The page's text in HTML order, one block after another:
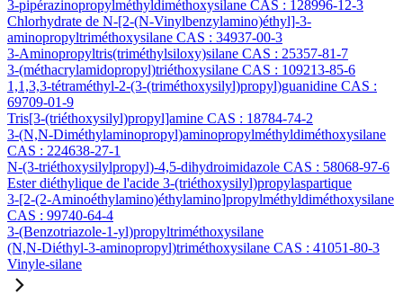
3-pipérazinopropylméthyldiméthoxysilane CAS : 128996-12-3
Chlorhydrate de N-[2-(N-Vinylbenzylamino)éthyl]-3-
aminopropyltriméthoxysilane CAS : 34937-00-3
3-Aminopropyltris(triméthylsiloxy)silane CAS : 25357-81-7
3-(méthacrylamidopropyl)triéthoxysilane CAS : 109213-85-6
1,1,3,3-tétraméthyl-2-(3-(triméthoxysilyl)propyl)guanidine CAS :
69709-01-9
Tris[3-(triéthoxysilyl)propyl]amine CAS : 18784-74-2
3-(N,N-Diméthylaminopropyl)aminopropylméthyldiméthoxysilane
CAS : 224638-27-1
N-(3-triéthoxysilylpropyl)-4,5-dihydroimidazole CAS : 58068-97-6
Ester diéthylique de l'acide 3-(triéthoxysilyl)propylaspartique
3-[2-(2-Aminoéthylamino)éthylamino]propylméthyldiméthoxysilane
CAS : 99740-64-4
3-(Benzotriazole-1-yl)propyltriméthoxysilane
(N,N-Diéthyl-3-aminopropyl)triméthoxysilane CAS : 41051-80-3
Vinyle-silane